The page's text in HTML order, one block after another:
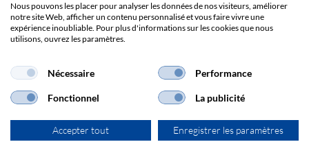
Impression Responsabilité
Nous pouvons les placer pour analyser les données de nos visiteurs, améliorer
notre site Web, afficher un contenu personnalisé et vous faire vivre une
expérience inoubliable. Pour plus d'informations sur les cookies que nous
utilisons, ouvrez les paramètres.
Nécessaire Performance
Fonctionnel La publicité
Accepter tout Enregistrer les paramètres